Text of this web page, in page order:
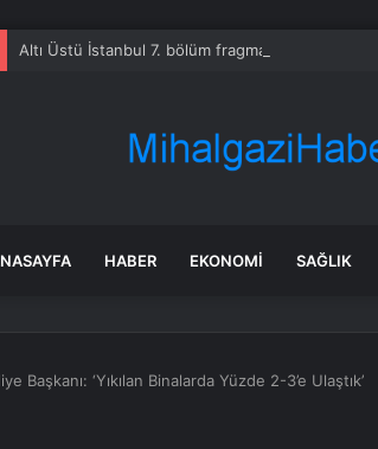
Altı Üstü İstanbul 7. bölüm fragmanı yayınlandı mı?
HABER EKONOMI SAĞLIK
Başkanı: ‘Yıkılan Binalarda Yüzde 2-3’e Ulaştık’